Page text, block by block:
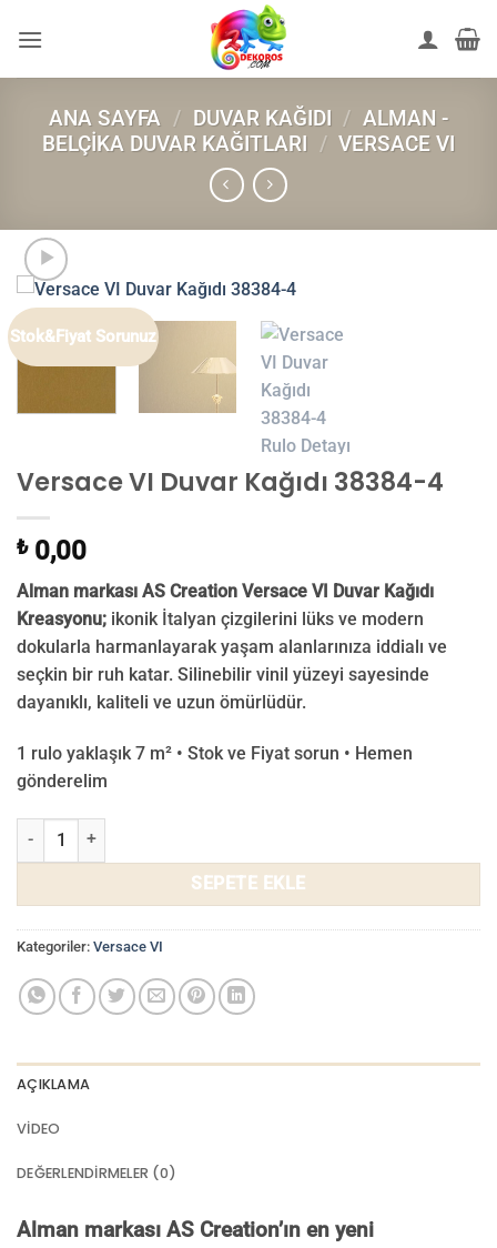
atla
ANA SAYFA / DUVAR KAĞIDI / ALMAN -
BELÇIKA DUVAR KAĞITLARI / VERSACE VI
Stok&Fiyat Sorunuz
Versace VI Duvar Kağıdı 38384-4
₺0,00
Alman markası AS Creation Versace VI Duvar Kağıdı
Kreasyonu; ikonik İtalyan çizgilerini lüks ve modern
dokularla harmanlayarak yaşam alanlarınıza iddialı ve
seçkin bir ruh katar. Silinebilir vinil yüzeyi sayesinde
dayanıklı, kaliteli ve uzun ömürlüdür.
1 rulo yaklaşık 7 m² • Stok ve Fiyat sorun • Hemen
gönderelim
Versace VI Duvar Kağıdı 38384-4 adet
SEPETE EKLE
Kategoriler: Versace VI
AÇIKLAMA
VIDEO
DEĞERLENDIRMELER (0)
Alman markası AS Creation’ın en yeni